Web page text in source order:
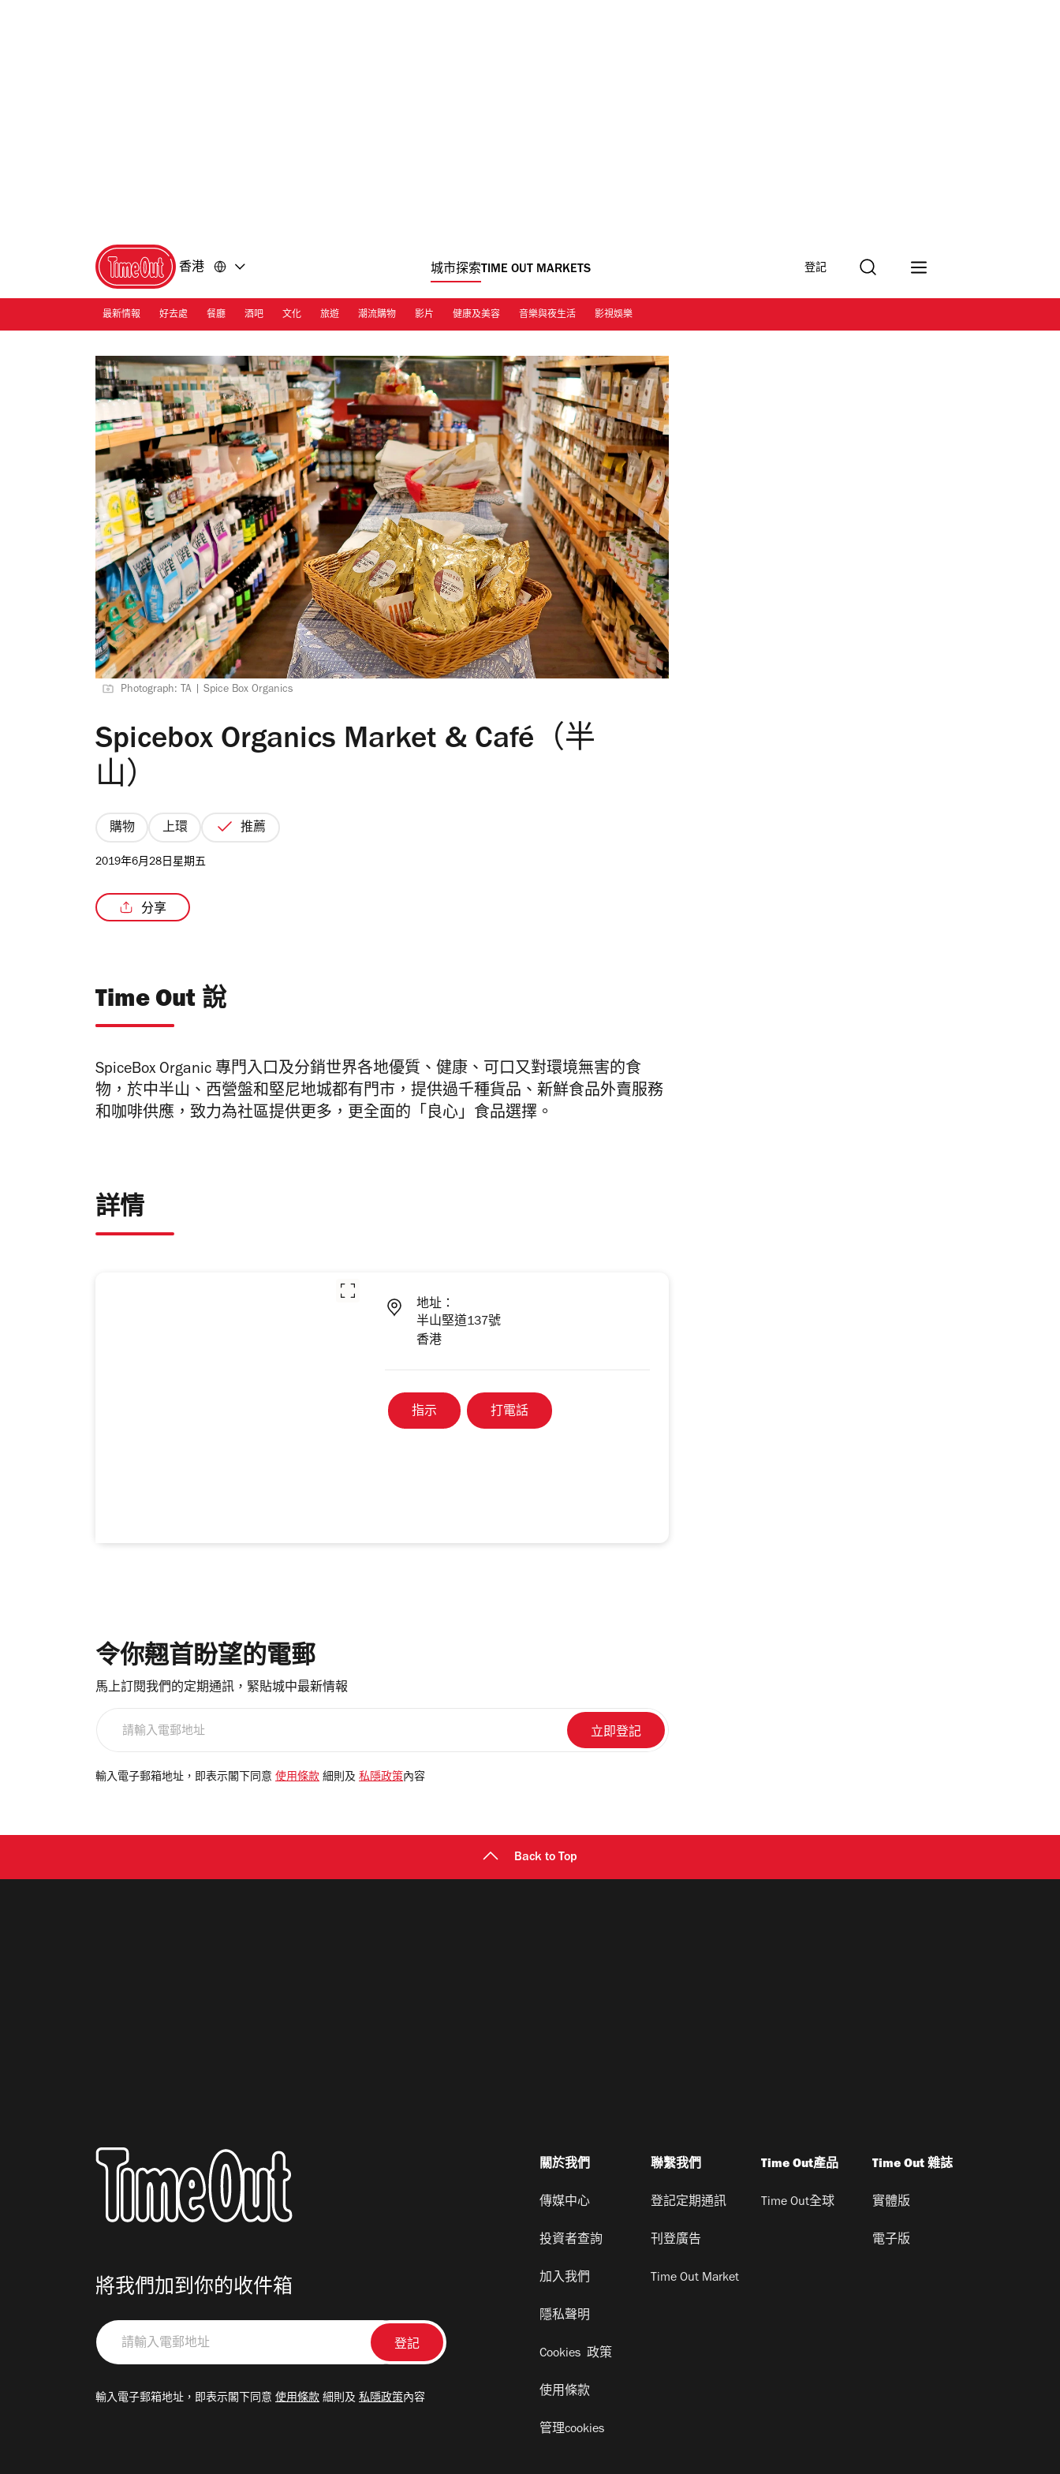
香港 城市探索TIME OUT MARKETS 登記
最新情報 好去處 餐廳 酒吧 文化 旅遊 潮流購物 影片 健康及美容 音樂與夜生活 影視娛樂
Photograph: TA | Spice Box Organics
Spicebox Organics Market & Café（半
山）
購物 上環 推薦
2019年6月28日星期五
分享
Time Out 說
SpiceBox Organic 專門入口及分銷世界各地優質、健康、可口又對環境無害的食
物，於中半山、西營盤和堅尼地城都有門市，提供過千種貨品、新鮮食品外賣服務
和咖啡供應，致力為社區提供更多，更全面的「良心」食品選擇。
詳情
地址：
半山堅道137號
香港
指示 打電話
令你翹首盼望的電郵
馬上訂閱我們的定期通訊，緊貼城中最新情報
電
輸入電子郵箱地址，即表示閣下同意 使用條款 細則及 私隱政策 內容
Back to Top
將我們加到你的收件箱
請
輸
郵
輸入電子郵箱地址，即表示閣下同意 使用條款 細則及 私隱政策內容
關於我們
傳媒中心
投資者查詢
加入我們
隱私聲明
Cookies 政策
使用條款
管理cookies
聯繫我們
登記定期通訊
刊登廣告
Time Out Market
Time Out產品
Time Out全球
Time Out 雜誌
實體版
電子版